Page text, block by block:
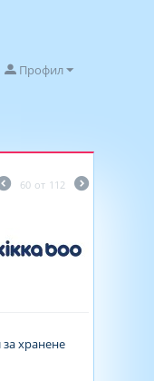
Профил
60 от 112
за хранене